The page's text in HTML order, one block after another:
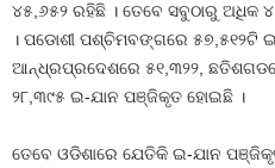
୪୫,୬୫୨ ରହିଛି । ତେବେ ସବୁଠାରୁ
। ପଡୋଶୀ ପଶ୍ଚିମବଙ୍ଗରେ ୫୭,୫୧୨ଟି
ଆନ୍ଧ୍ରପ୍ରଦେଶରେ ୫୧,୩୨୨,
୨୮,୩୯୫ ଇ-ଯାନ ପଞ୍ଜିକୃତ ହୋଇଛି ।
ତେବେ ଓଡିଶାରେ ଯେତିକି ଇ-ଯାନ